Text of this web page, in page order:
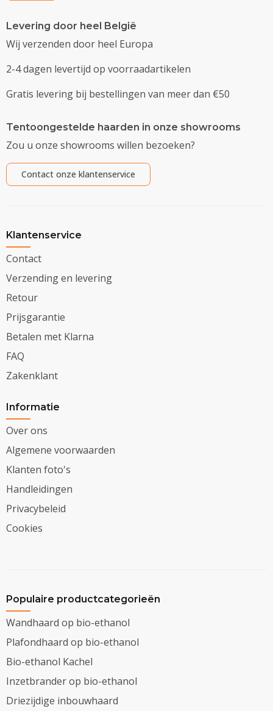
Levering door heel België
Wij verzenden door heel Europa
2-4 dagen levertijd op voorraadartikelen
Gratis levering bij bestellingen van meer dan €50
Tentoongestelde haarden in onze showrooms
Zou u onze showrooms willen bezoeken?
Contact onze klantenservice
Klantenservice
Contact
Verzending en levering
Retour
Prijsgarantie
Betalen met Klarna
FAQ
Zakenklant
Informatie
Over ons
Algemene voorwaarden
Klanten foto's
Handleidingen
Privacybeleid
Cookies
Populaire productcategorieën
Wandhaard op bio-ethanol
Plafondhaard op bio-ethanol
Bio-ethanol Kachel
Inzetbrander op bio-ethanol
Driezijdige inbouwhaard